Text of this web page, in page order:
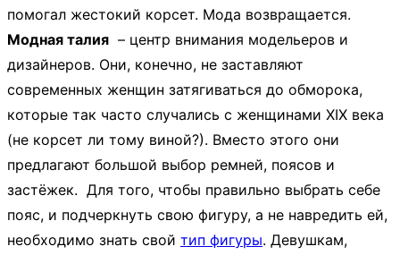
помогал жестокий корсет. Мода возвращается.
Модная талия – центр внимания модельеров и
дизайнеров. Они, конечно, не заставляют
современных женщин затягиваться до обморока,
которые так часто случались с женщинами XIX века
(не корсет ли тому виной?). Вместо этого они
предлагают большой выбор ремней, поясов и
застёжек. Для того, чтобы правильно выбрать себе
пояс, и подчеркнуть свою фигуру, а не навредить ей,
необходимо знать свой тип фигуры. Девушкам,